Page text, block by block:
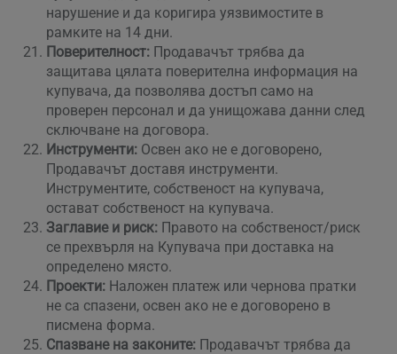
нарушение и да коригира уязвимостите в
рамките на 14 дни.
Поверителност: Продавачът трябва да
защитава цялата поверителна информация на
купувача, да позволява достъп само на
проверен персонал и да унищожава данни след
сключване на договора.
Инструменти: Освен ако не е договорено,
Продавачът доставя инструменти.
Инструментите, собственост на купувача,
остават собственост на купувача.
Заглавие и риск: Правото на собственост/риск
се прехвърля на Купувача при доставка на
определено място.
Проекти: Наложен платеж или чернова пратки
не са спазени, освен ако не е договорено в
писмена форма.
Спазване на законите: Продавачът трябва да